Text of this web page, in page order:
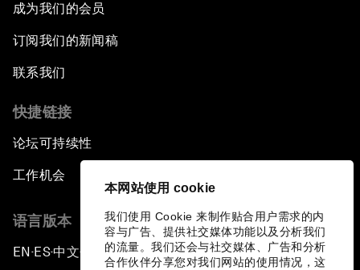
本网站使用 cookie
我们使用 Cookie 来制作贴合用户需求的内
容与广告、提供社交媒体功能以及分析我们
的流量。我们还会与社交媒体、广告和分析
合作伙伴分享您对我们网站的使用情况，这
成为我们的会员
订阅我们的新闻稿
联系我们
快捷链接
论坛可持续性
工作机会
语言版本
EN ▪ ES▪中文▪ 日本語